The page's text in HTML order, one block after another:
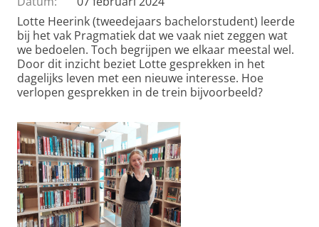
Lotte Heerink (tweedejaars bachelorstudent) leerde
bij het vak Pragmatiek dat we vaak niet zeggen wat
we bedoelen. Toch begrijpen we elkaar meestal wel.
Door dit inzicht beziet Lotte gesprekken in het
dagelijks leven met een nieuwe interesse. Hoe
verlopen gesprekken in de trein bijvoorbeeld?